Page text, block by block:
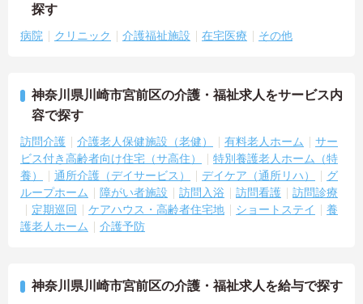
探す
病院 クリニック 介護福祉施設 在宅医療 その他
神奈川県川崎市宮前区の介護・福祉求人をサービス内
容で探す
訪問介護 介護老人保健施設（老健） 有料老人ホーム
サー
ビス付き高齢者向け住宅（サ高住）
特別養護老人ホーム（特
養）
通所介護（デイサービス） デイケア（通所リハ）
グ
ループホーム
障がい者施設 訪問入浴 訪問看護
訪問診療
定期巡回
ケアハウス・高齢者住宅地 ショートステイ
養
護老人ホーム
介護予防
神奈川県川崎市宮前区の介護・福祉求人を給与で探す